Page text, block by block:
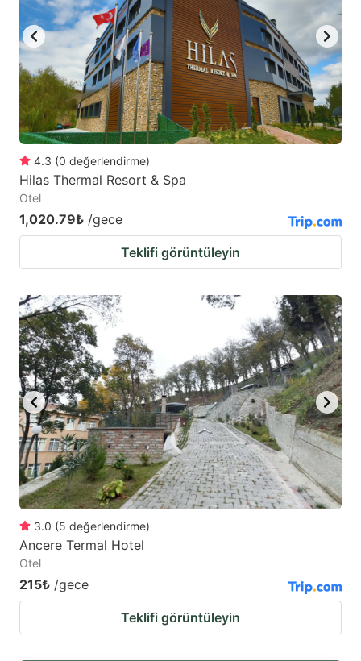
key
to
get
the
keyboard
shortcuts
for
changing
key
to
get
the
keyboard
shortcuts
4.3 (0 değerlendirme)
Hilas Thermal Resort & Spa
Otel
1,020.79₺ /gece
Teklifi görüntüleyin
3.0 (5 değerlendirme)
Ancere Termal Hotel
Otel
215₺ /gece
Teklifi görüntüleyin